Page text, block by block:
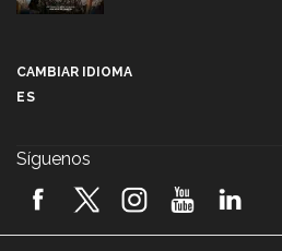
2026! (video)
CAMBIAR IDIOMA
ES
Síguenos